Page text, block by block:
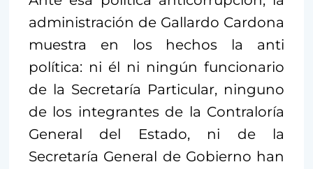
administración de Gallardo Cardona
muestra en los hechos la anti
política: ni él ni ningún funcionario
de la Secretaría Particular, ninguno
de los integrantes de la Contraloría
General del Estado, ni de la
Secretaría General de Gobierno han